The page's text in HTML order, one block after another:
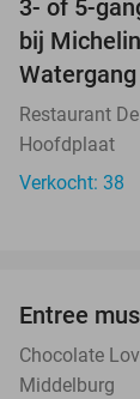
3- of 5-
bij
Watergang
Restaurant
Hoofdplaat
Verkocht: 38
Entree
Chocolate
Middelburg